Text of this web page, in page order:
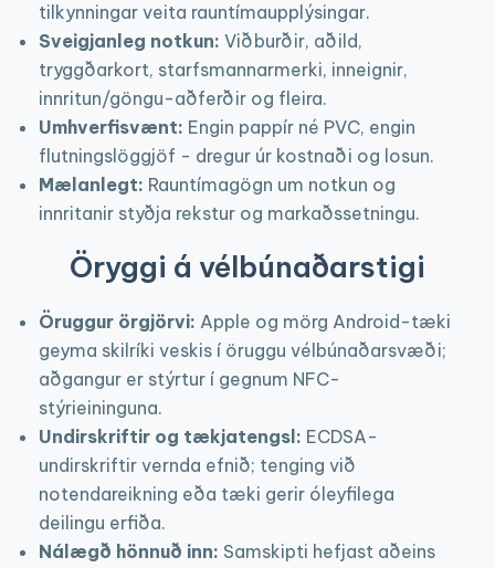
tilkynningar veita rauntímaupplýsingar.
Sveigjanleg notkun: Viðburðir, aðild,
tryggðarkort, starfsmannarmerki, inneignir,
innritun/göngu-aðferðir og fleira.
Umhverfisvænt: Engin pappír né PVC, engin
flutningslöggjöf - dregur úr kostnaði og losun.
Mælanlegt: Rauntímagögn um notkun og
innritanir styðja rekstur og markaðssetningu.
Öryggi á vélbúnaðarstigi
Öruggur örgjörvi: Apple og mörg Android-tæki
geyma skilríki veskis í öruggu vélbúnaðar­svæði;
aðgangur er stýrtur í gegnum NFC-
stýrieininguna.
Undirskriftir og tækjatengsl: ECDSA-
undirskriftir vernda efnið; tenging við
notendareikning eða tæki gerir óleyfilega
deilingu erfiða.
Nálægð hönnuð inn: Samskipti hefjast aðeins